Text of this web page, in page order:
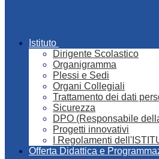
Istituto
Dirigente Scolastico
Organigramma
Plessi e Sedi
Organi Collegiali
Trattamento dei dati
Sicurezza
DPO (Responsabile
Progetti innovativi
I Regolamenti
Offerta Didattica e